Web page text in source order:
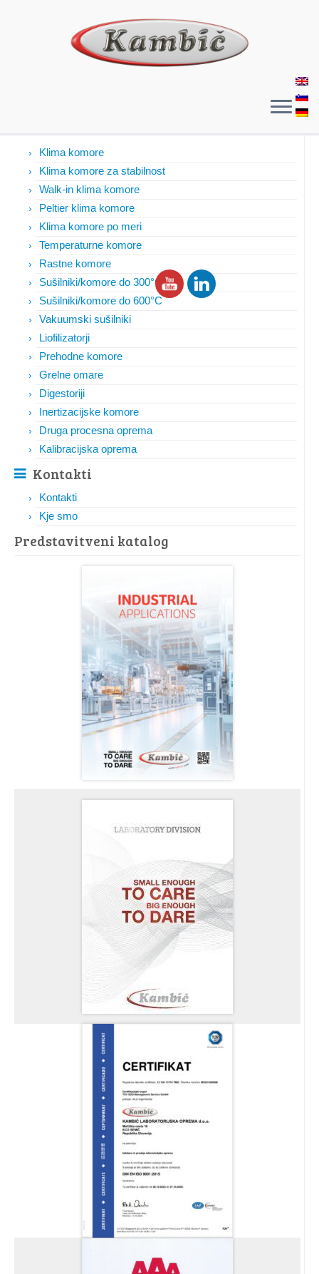
Klima komore
Klima komore za stabilnost
Walk-in klima komore
Peltier klima komore
Klima komore po meri
Temperaturne komore
Rastne komore
Sušilniki/komore do 300°C
Sušilniki/komore do 600°C
Vakuumski sušilniki
Liofilizatorji
Prehodne komore
Grelne omare
Digestoriji
Inertizacijske komore
Druga procesna oprema
Kalibracijska oprema
Kontakti
Kontakti
Kje smo
Predstavitveni katalog​​